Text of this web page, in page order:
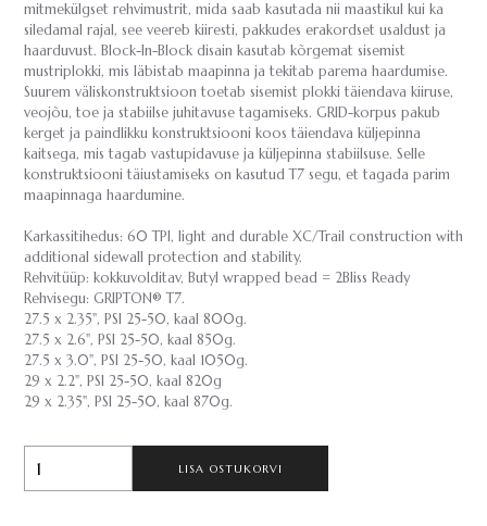
mitmekülgset rehvimustrit, mida saab kasutada nii maastikul kui ka
siledamal rajal, see veereb kiiresti, pakkudes erakordset usaldust ja
haarduvust. Block-In-Block disain kasutab kõrgemat sisemist
mustriplokki, mis läbistab maapinna ja tekitab parema haardumise.
Suurem väliskonstruktsioon toetab sisemist plokki täiendava kiiruse,
veojõu, toe ja stabiilse juhitavuse tagamiseks. GRID-korpus pakub
kerget ja paindlikku konstruktsiooni koos täiendava küljepinna
kaitsega, mis tagab vastupidavuse ja küljepinna stabiilsuse. Selle
konstruktsiooni täiustamiseks on kasutud T7 segu, et tagada parim
maapinnaga haardumine.
Karkassitihedus: 60 TPI, light and durable XC/Trail construction with
additional sidewall protection and stability.
Rehvitüüp: kokkuvolditav, Butyl wrapped bead = 2Bliss Ready
Rehvisegu: GRIPTON® T7.
27.5 x 2.35", PSI 25-50, kaal 800g.
27.5 x 2.6", PSI 25-50, kaal 850g.
27.5 x 3.0", PSI 25-50, kaal 1050g.
29 x 2.2", PSI 25-50, kaal 820g
29 x 2.35", PSI 25-50, kaal 870g.
LISA OSTUKORVI